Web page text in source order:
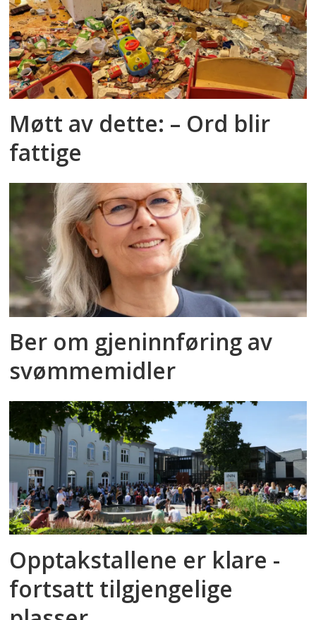
Møtt av dette: – Ord blir
fattige
Ber om gjeninnføring av
svømmemidler
Opptakstallene er klare -
fortsatt tilgjengelige